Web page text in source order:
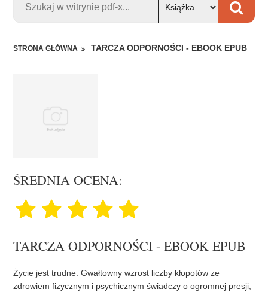
STRONA GŁÓWNA TARCZA ODPORNOŚCI - EBOOK EPUB
ŚREDNIA OCENA:
TARCZA ODPORNOŚCI - EBOOK EPUB
Życie jest trudne. Gwałtowny wzrost liczby kłopotów ze
zdrowiem fizycznym i psychicznym świadczy o ogromnej presji,